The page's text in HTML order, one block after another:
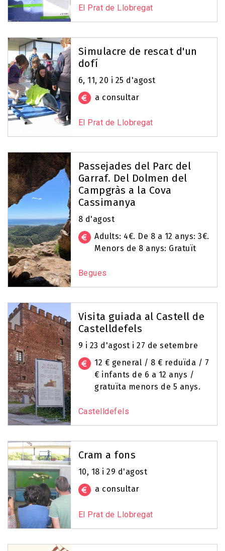
El Prat de Llobregat
Simulacre de rescat d'un
dofí
6, 11, 20 i 25 d'agost
a consultar
El Prat de Llobregat
Passejades del Parc del
Garraf. Del Dolmen del
Campgràs a la Cova
Cassimanya
8 d'agost
Adults: 4€. De 8 a 12 anys: 3€.
Menors de 8 anys: Gratuït
Begues
Visita guiada al Castell de
Castelldefels
9 i 23 d'agost i 27 de setembre
12 € general / 8 € reduïda / 7
€ infants de 6 a 12 anys /
gratuïta menors de 5 anys.
Castelldefels
Cram a fons
10, 18 i 29 d'agost
a consultar
El Prat de Llobregat